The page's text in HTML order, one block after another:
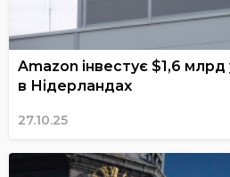
Amazon інвестує $1,6 млрд
в Нідерландах
27.10.25